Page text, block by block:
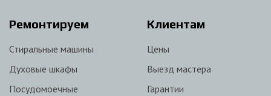
Ремонтируем
Стиральные машины
Духовые шкафы
Посудомоечные
Клиентам
Цены
Выезд мастера
Гарантии